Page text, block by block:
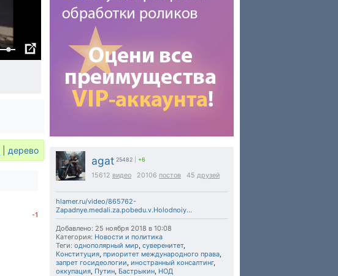
agat 25482 +6
15612 видео 20106 постов 45 друзей
hlamer.ru/video/865762-
Zapadnye.medali.za.pobedu.v.Holodnoiy...
Добавлено: 25 ноября 2018 в 10:08
Категория: Новости и политика
Теги: однополярный мир, суверенитет,
Конституция, приоритет международного права,
запрет госидеологии, иностранный консалтинг,
оккупация, Путин, Бастрыкин, НОД
дерево
-1